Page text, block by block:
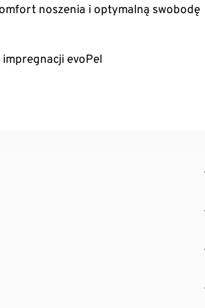
noszenia i optymalną swobodę
evoPel